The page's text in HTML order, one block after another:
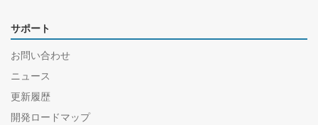
サポート
お問い合わせ
ニュース
更新履歴
開発ロードマップ